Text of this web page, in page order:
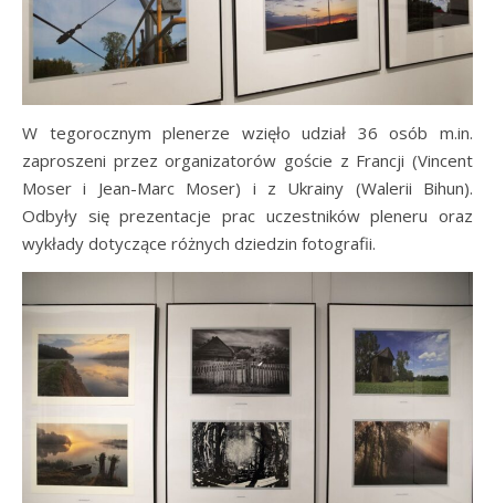
W tegorocznym plenerze wzięło udział 36 osób m.in.
zaproszeni przez organizatorów goście z Francji (Vincent
Moser i Jean-Marc Moser) i z Ukrainy (Walerii Bihun).
Odbyły się prezentacje prac uczestników pleneru oraz
wykłady dotyczące różnych dziedzin fotografii.